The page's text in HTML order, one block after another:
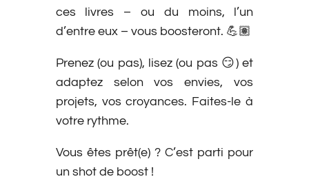
ces livres – ou du moins, l’un
d’entre eux – vous boosteront. 💪🏽
Prenez (ou pas), lisez (ou pas 😏) et
adaptez selon vos envies, vos
projets, vos croyances. Faites-le à
votre rythme.
Vous êtes prêt(e) ? C’est parti pour
un shot de boost !